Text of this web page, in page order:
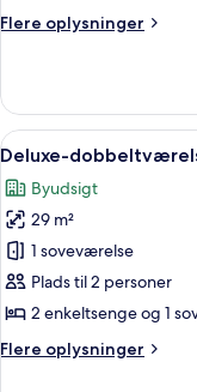
soveværelser
Flere oplysninger
Flere
lejlighed
2
(6
pax)
Indlæs
alle
billeder
af
Deluxe-
dobbeltværelse
7
Deluxe-
Byudsigt
29 m²
1 soveværelse
Plads til 2 personer
2 enkeltsenge og 1
Flere oplysninger
Flere